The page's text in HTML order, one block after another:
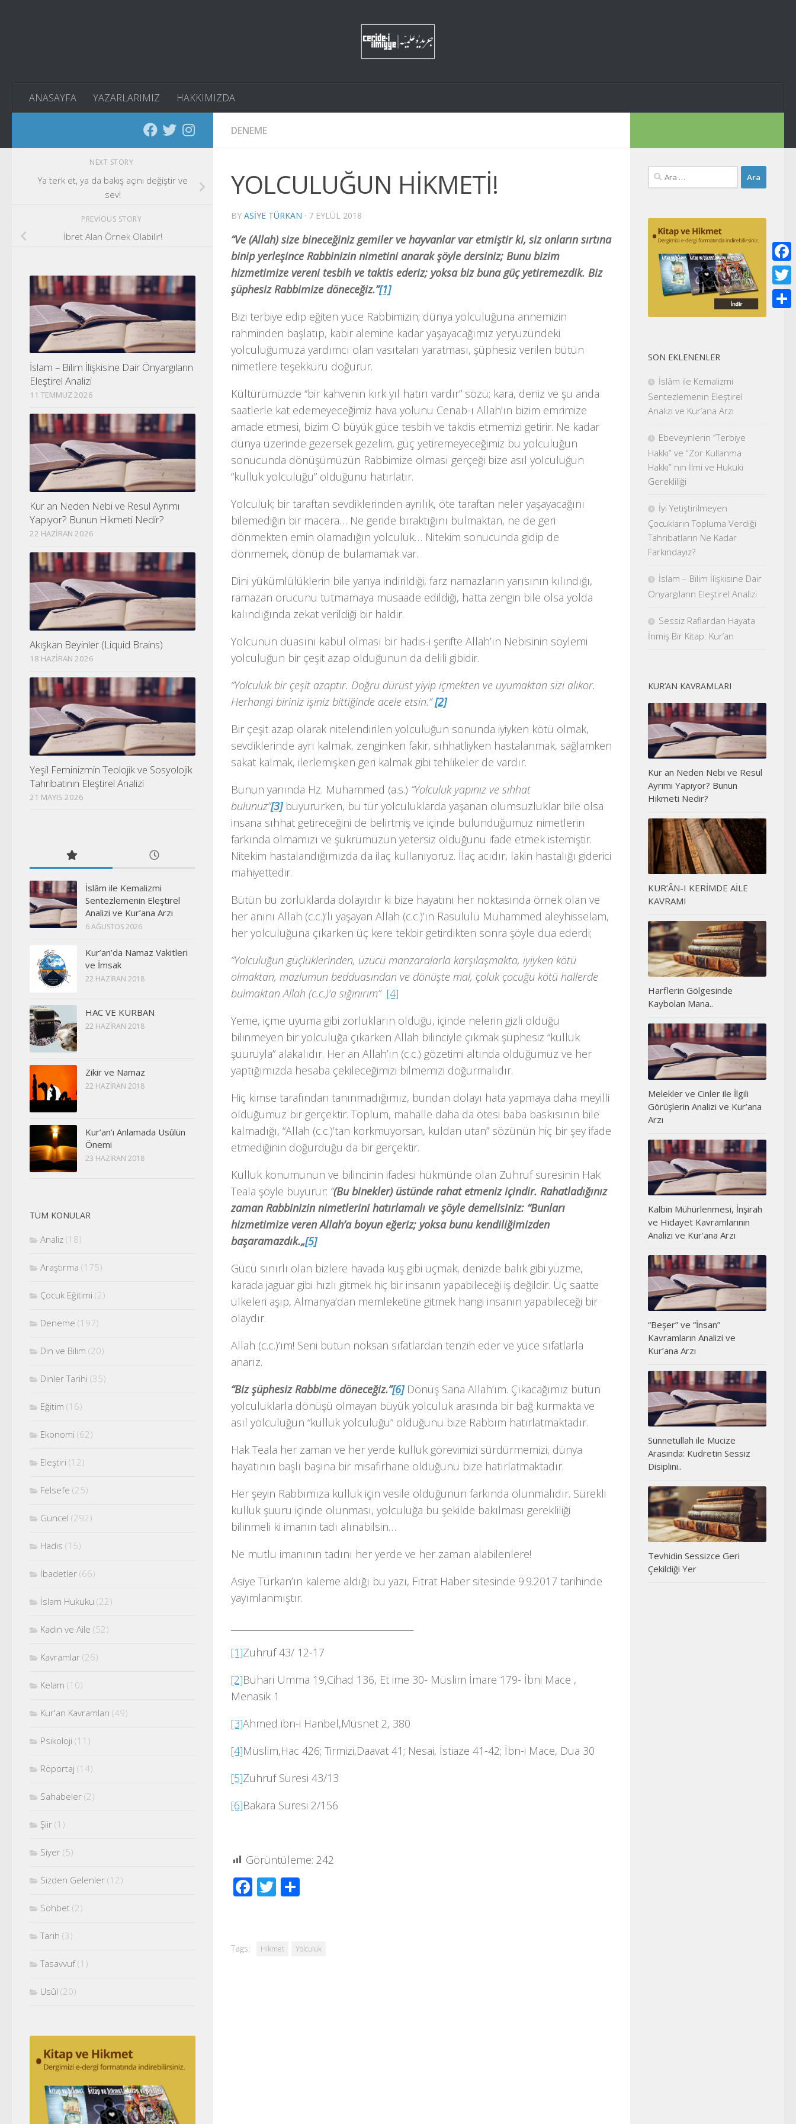
ANASAYFA YAZARLARIMIZ HAKKIMIZDA
DENEME
YOLCULUĞUN HİKMETİ!
BY ASIYE TÜRKAN · 7 EYLÜL 2018
“Ve (Allah) size bineceğiniz gemiler ve hayvanlar var etmiştir ki, siz onların sırtına
binip yerleşince Rabbinizin nimetini anarak şöyle dersiniz; Bunu bizim
hizmetimize vereni tesbih ve taktis ederiz; yoksa biz buna güç yetiremezdik. Biz
şüphesiz Rabbimize döneceğiz.”[1]
Bizi terbiye edip eğiten yüce Rabbimizin; dünya yolculuğuna annemizin
rahminden başlatıp, kabir alemine kadar yaşayacağımız yeryüzündeki
yolculuğumuza yardımcı olan vasıtaları yaratması, şüphesiz verilen bütün
nimetlere teşekkürü doğurur.
Kültürümüzde “bir kahvenin kırk yıl hatırı vardır” sözü; kara, deniz ve şu anda
saatlerle kat edemeyeceğimiz hava yolunu Cenab-ı Allah’ın bizim emrimize
amade etmesi, bizim O büyük güce tesbih ve takdis etmemizi getirir. Ne kadar
dünya üzerinde gezersek gezelim, güç yetiremeyeceğimiz bu yolculuğun
sonucunda dönüşümüzün Rabbimize olması gerçeği bize asıl yolculuğun
“kulluk yolculuğu” olduğunu hatırlatır.
Yolculuk; bir taraftan sevdiklerinden ayrılık, öte taraftan neler yaşayacağını
bilemediğin bir macera… Ne geride bıraktığını bulmaktan, ne de geri
dönmekten emin olamadığın yolculuk… Nitekim sonucunda gidip de
dönmemek, dönüp de bulamamak var.
Dini yükümlülüklerin bile yarıya indirildiği, farz namazların yarısının kılındığı,
ramazan orucunu tutmamaya müsaade edildiği, hatta zengin bile olsa yolda
kalındığında zekat verildiği bir haldir.
Yolcunun duasını kabul olması bir hadis-i şerifte Allah’ın Nebisinin söylemi
yolculuğun bir çeşit azap olduğunun da delili gibidir.
“Yolculuk bir çeşit azaptır. Doğru dürüst yiyip içmekten ve uyumaktan sizi alıkor.
Herhangi biriniz işiniz bittiğinde acele etsin.”[2]
Bir çeşit azap olarak nitelendirilen yolculuğun sonunda iyiyken kötü olmak,
sevdiklerinde ayrı kalmak, zenginken fakir, sıhhatliyken hastalanmak, sağlamken
sakat kalmak, ilerlemişken geri kalmak gibi tehlikeler de vardır.
Bunun yanında Hz. Muhammed (a.s.) “Yolculuk yapınız ve sıhhat
bulunuz”[3]buyururken, bu tür yolculuklarda yaşanan olumsuzluklar bile olsa
insana sıhhat getireceğini de belirtmiş ve içinde bulunduğumuz nimetlerin
farkında olmamızı ve şükrümüzün yetersiz olduğunu ifade etmek istemiştir.
Nitekim hastalandığımızda da ilaç kullanıyoruz. İlaç acıdır, lakin hastalığı giderici
mahiyettedir.
Bütün bu zorluklarda dolayıdır ki bize hayatını her noktasında örnek olan ve
her anını Allah (c.c.)’lı yaşayan Allah (c.c.)’ın Rasululü Muhammed aleyhisselam,
her yolculuğuna çıkarken üç kere tekbir getirdikten sonra şöyle dua ederdi;
“Yolculuğun güçlüklerinden, üzücü manzaralarla karşılaşmakta, iyiyken kötü
olmaktan, mazlumun bedduasından ve dönüşte mal, çoluk çocuğu kötü hallerde
bulmaktan Allah (c.c.)’a sığınırım” [4]
Yeme, içme uyuma gibi zorlukların olduğu, içinde nelerin gizli olduğu
bilinmeyen bir yolculuğa çıkarken Allah bilinciyle çıkmak şüphesiz “kulluk
şuuruyla” alakalıdır. Her an Allah’ın (c.c.) gözetimi altında olduğumuz ve her
yaptığımızda hesaba çekileceğimizi bilmemizi doğurmalıdır.
Hiç kimse tarafından tanınmadığımız, bundan dolayı hata yapmaya daha meyilli
olduğumuz bir gerçektir. Toplum, mahalle daha da ötesi baba baskısının bile
kalmadığı, “Allah (c.c.)’tan korkmuyorsan, kuldan utan” sözünün hiç bir şey ifade
etmediğinin doğurduğu da bir gerçektir.
Kulluk konumunun ve bilincinin ifadesi hükmünde olan Zuhruf suresinin Hak
Teala şöyle buyurur: “(Bu binekler) üstünde rahat etmeniz içindir. Rahatladığınız
zaman Rabbinizin nimetlerini hatırlamalı ve şöyle demelisiniz: “Bunları
hizmetimize veren Allah’a boyun eğeriz; yoksa bunu kendiliğimizden
başaramazdık.„[5]
Gücü sınırlı olan bizlere havada kuş gibi uçmak, denizde balık gibi yüzme,
karada jaguar gibi hızlı gitmek hiç bir insanın yapabileceği iş değildir. Üç saatte
ülkeleri aşıp, Almanya’dan memleketine gitmek hangi insanın yapabileceği bir
olaydır.
Allah (c.c.)’ım! Seni bütün noksan sıfatlardan tenzih eder ve yüce sıfatlarla
anarız.
“Biz şüphesiz Rabbime döneceğiz.”[6] Dönüş Sana Allah’ım. Çıkacağımız bütün
yolculuklarla dönüşü olmayan büyük yolculuk arasında bir bağ kurmakta ve
asıl yolculuğun “kulluk yolculuğu” olduğunu bize Rabbım hatırlatmaktadır.
Hak Teala her zaman ve her yerde kulluk görevimizi sürdürmemizi, dünya
hayatının başlı başına bir misafirhane olduğunu bize hatırlatmaktadır.
Her şeyin Rabbımıza kulluk için vesile olduğunun farkında olunmalıdır. Sürekli
kulluk şuuru içinde olunması, yolculuğa bu şekilde bakılması gerekliliği
bilinmeli ki imanın tadı alınabilsin…
Ne mutlu imanının tadını her yerde ve her zaman alabilenlere!
Asiye Türkan’ın kaleme aldığı bu yazı, Fıtrat Haber sitesinde 9.9.2017 tarihinde
yayımlanmıştır.
[1]Zuhruf 43/ 12-17
[2]Buhari Umma 19,Cihad 136, Et ime 30- Müslim İmare 179- İbni Mace ,
Menasik 1
[3]Ahmed ibn-i Hanbel,Müsnet 2, 380
[4]Müslim,Hac 426; Tirmizi,Daavat 41; Nesai, İstiaze 41-42; İbn-i Mace, Dua 30
[5]Zuhruf Suresi 43/13
[6]Bakara Suresi 2/156
Görüntüleme: 242
Facebook
Twitter
Tags: Hikmet Yolculuk
NEXT STORY
Ya terk et, ya da bakış açını değiştir ve
sev!
PREVIOUS STORY
İbret Alan Örnek Olabilir!
İslam – Bilim İlişkisine Dair Önyargıların
Eleştirel Analizi
11 TEMMUZ 2026
Kur an Neden Nebi ve Resul Ayrımı
Yapıyor? Bunun Hikmeti Nedir?
22 HAZIRAN 2026
Akışkan Beyinler (Liquid Brains)
18 HAZIRAN 2026
Yeşil Feminizmin Teolojik ve Sosyolojik
Tahribatının Eleştirel Analizi
21 MAYIS 2026
İslâm ile Kemalizmi
Sentezlemenin Eleştirel
Analizi ve Kur’ana Arzı
6 AĞUSTOS 2026
Kur’an’da Namaz Vakitleri
ve İmsak
22 HAZIRAN 2018
HAC VE KURBAN
22 HAZIRAN 2018
Zikir ve Namaz
22 HAZIRAN 2018
Kur’an’ı Anlamada Usûlün
Önemi
23 HAZIRAN 2018
TÜM KONULAR
Analiz (18)
Araştırma (175)
Çocuk Eğitimi (2)
Deneme (197)
Din ve Bilim (20)
Dinler Tarihi (35)
Eğitim (16)
Ekonomi (62)
Eleştiri (12)
Felsefe (25)
Güncel (292)
Hadis (15)
İbadetler (66)
İslam Hukuku (22)
Kadın ve Aile (52)
Kavramlar (26)
Kelam (10)
Kur'an Kavramları (49)
Psikoloji (11)
Röportaj (14)
Sahabeler (2)
Şiir (1)
Siyer (5)
Sizden Gelenler (12)
Sohbet (2)
Tarih (3)
Tasavvuf(1)
Usûl (20)
Arama:
SON EKLENENLER
İslâm ile Kemalizmi
Sentezlemenin Eleştirel
Analizi ve Kur’ana Arzı
Ebeveynlerin “Terbiye
Hakkı” ve “Zor Kullanma
Hakkı” nın İlmi ve Hukuki
Gerekliliği
İyi Yetiştirilmeyen
Çocukların Topluma Verdiği
Tahribatların Ne Kadar
Farkındayız?
İslam – Bilim İlişkisine Dair
Önyargıların Eleştirel Analizi
Sessiz Raflardan Hayata
İnmiş Bir Kitap: Kur’an
KUR’AN KAVRAMLARI
Kur an Neden Nebi ve Resul
Ayrımı Yapıyor? Bunun
Hikmeti Nedir?
KUR’ÂN-I KERİMDE AİLE
KAVRAMI
Harflerin Gölgesinde
Kaybolan Mana..
Melekler ve Cinler ile İlgili
Görüşlerin Analizi ve Kur’ana
Arzı
Kalbin Mühürlenmesi, İnşirah
ve Hidayet Kavramlarının
Analizi ve Kur’ana Arzı
“Beşer” ve “İnsan”
Kavramların Analizi ve
Kur’ana Arzı
Sünnetullah ile Mucize
Arasında: Kudretin Sessiz
Disiplini..
Tevhidin Sessizce Geri
Çekildiği Yer